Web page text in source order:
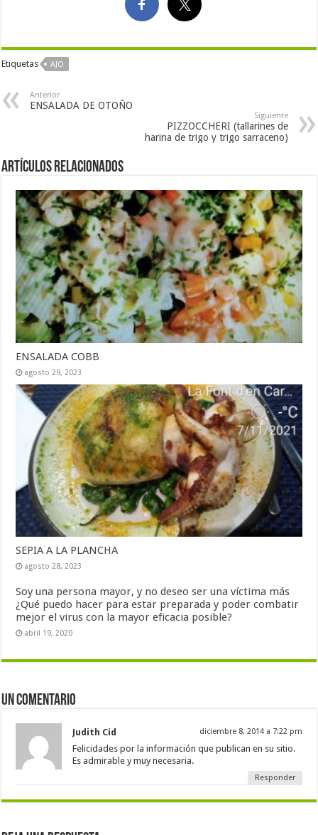
Etiquetas AJO
Anterior
ENSALADA DE OTOÑO
Siguiente
PIZZOCCHERI (tallarines de
harina de trigo y trigo sarraceno)
Artículos Relacionados
ENSALADA COBB
agosto 29, 2023
SEPIA A LA PLANCHA
agosto 28, 2023
Soy una persona mayor, y no deseo ser una víctima más
¿Qué puedo hacer para estar preparada y poder combatir
mejor el virus con la mayor eficacia posible?
abril 19, 2020
Un comentario
Judith Cid diciembre 8, 2014 a 7:22 pm
Felicidades por la información que publican en su sitio.
Es admirable y muy necesaria.
Responder